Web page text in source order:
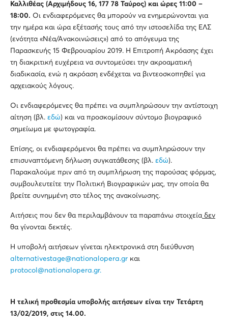
Καλλιθέας (Αρχιμήδους 16, 177 78 Ταύρος) και ώρες 11:00 –
18:00. Οι ενδιαφερόμενες θα μπορούν να ενημερώνονται για
την ημέρα και ώρα εξέτασής τους από την ιστοσελίδα της ΕΛΣ
(ενότητα «Νέα/Ανακοινώσεις») από το απόγευμα της
Παρασκευής 15 Φεβρουαρίου 2019. Η Επιτροπή Ακρόασης έχει
τη διακριτική ευχέρεια να συντομεύσει την ακροαματική
διαδικασία, ενώ η ακρόαση ενδέχεται να βιντεοσκοπηθεί για
αρχειακούς λόγους.
Οι ενδιαφερόμενες θα πρέπει να συμπληρώσουν την αντίστοιχη
αίτηση (βλ. εδώ) και να προσκομίσουν σύντομο βιογραφικό
σημείωμα με φωτογραφία.
Επίσης, οι ενδιαφερόμενοι θα πρέπει να συμπληρώσουν την
επισυναπτόμενη δήλωση συγκατάθεσης (βλ. εδώ).
Παρακαλούμε πριν από τη συμπλήρωση της παρούσας φόρμας,
συμβουλευτείτε την Πολιτική Βιογραφικών μας, την οποία θα
βρείτε συνημμένη στο τέλος της ανακοίνωσης.
Αιτήσεις που δεν θα περιλαμβάνουν τα παραπάνω στοιχείαδεν
θα γίνονται δεκτές.
Η υποβολή αιτήσεων γίνεται ηλεκτρονικά στη διεύθυνση
alternativestage@nationalopera.gr και
protocol@nationalopera.gr.
Η τελική προθεσμία υποβολής αιτήσεων είναι την Τετάρτη
13/02/2019, στις 14.00.